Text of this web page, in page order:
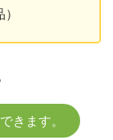
きます。